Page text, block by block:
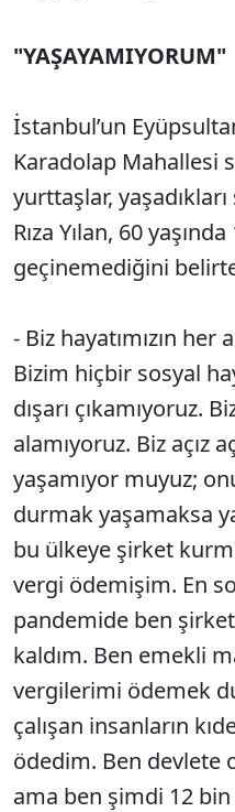
"YAŞAYAMIYORUM"
İstanbul’un
Karadolap Mahallesi
yurttaşlar,
Rıza Yılan, 60
geçinemediğini
- Biz hayatımızın her
Bizim hiçbir sosyal
dışarı çıkamıyoruz.
alamıyoruz. Biz açız
yaşamıyor muyuz;
durmak yaşamaksa
bu ülkeye şirket
vergi ödemişim. En
pandemide ben
kaldım. Ben emekli
vergilerimi ödemek
çalışan insanların
ödedim. Ben devlete
ama ben şimdi 12